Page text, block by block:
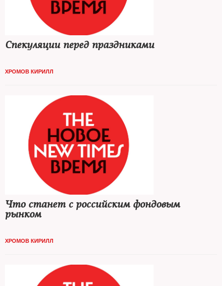
Спекуляции перед праздниками
ХРОМОВ КИРИЛЛ
Что станет с российским фондовым
рынком
ХРОМОВ КИРИЛЛ